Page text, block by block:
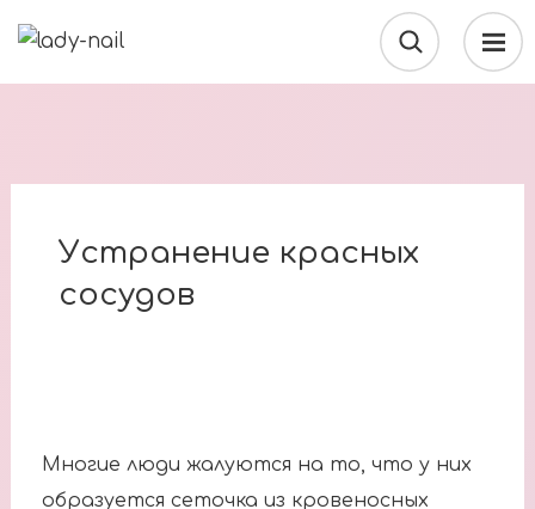
Устранение красных
сосудов
Многие люди жалуются на то, что у них
образуется сеточка из кровеносных